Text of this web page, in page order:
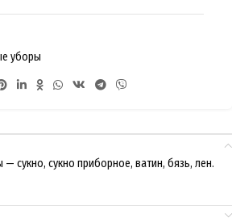
уборы
сукно, сукно приборное, ватин, бязь, лен.